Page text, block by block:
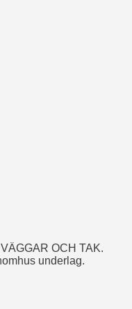
OCH TAK.
underlag.